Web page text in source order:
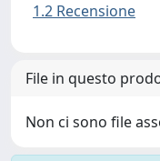
1.2 Recensione
File in questo
Non ci sono file